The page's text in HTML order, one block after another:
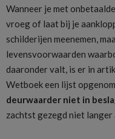
Wanneer je met
vroeg of laat bij je
schilderijen meenemen,
levensvoorwaarden
daaronder valt, is er in
Wetboek een lijst
deurwaarder niet in
zachtst gezegd niet langer